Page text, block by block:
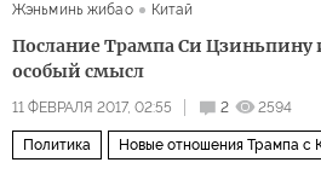
Жэньминь жибао Китай
Послание Трампа Си Цзиньпину
особый смысл
11 ФЕВРАЛЯ 2017, 02:55 2 2594
Политика Новые отношения Трампа с